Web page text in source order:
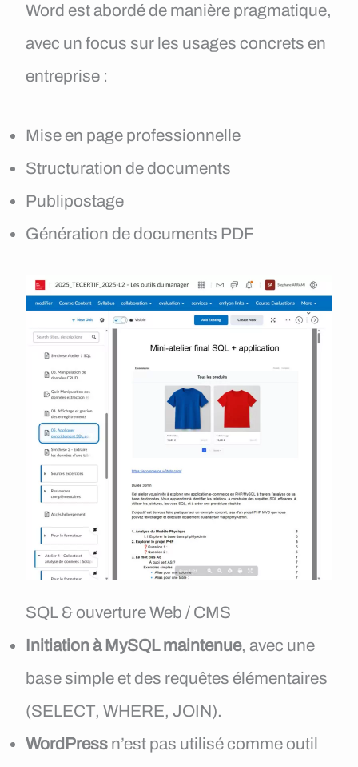
Word est abordé de manière pragmatique,
avec un focus sur les usages concrets en
entreprise :
Mise en page professionnelle
Structuration de documents
Publipostage
Génération de documents PDF
SQL & ouverture Web / CMS
Initiation à MySQL maintenue, avec une
base simple et des requêtes élémentaires
(SELECT, WHERE, JOIN).
WordPress n’est pas utilisé comme outil